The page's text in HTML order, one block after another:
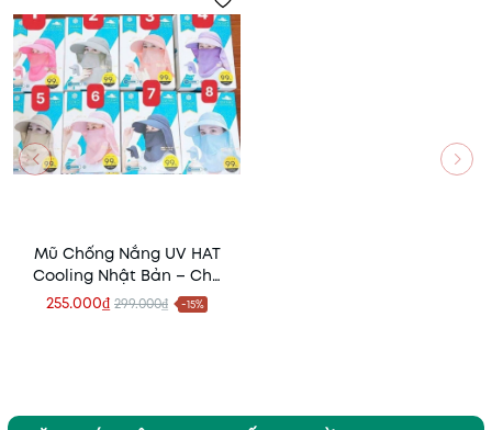
Mũ Chống Nắng UV HAT
Cooling Nhật Bản – Che
Phủ Toàn Diện, Chống UV
UPF50+ Hiệu Quả
255.000₫ 299.000₫ -15%